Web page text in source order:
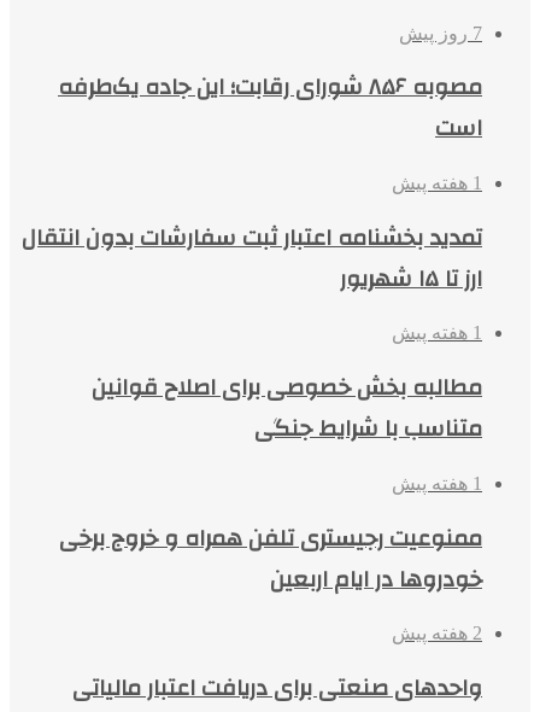
7 روز پیش
مصوبه ۸۵۶ شورای رقابت؛ این جاده یک‌طرفه
است
1 هفته پیش
تمدید بخشنامه اعتبار ثبت سفارشات بدون انتقال
ارز تا ۱۵ شهریور
1 هفته پیش
مطالبه بخش خصوصی برای اصلاح قوانین
متناسب با شرایط جنگی
1 هفته پیش
ممنوعیت رجیستری تلفن همراه و خروج برخی
خودروها در ایام اربعین
2 هفته پیش
واحدهای صنعتی برای دریافت اعتبار مالیاتی